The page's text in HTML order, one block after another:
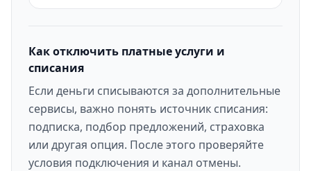
Как отключить платные услуги и
списания
Если деньги списываются за дополнительные
сервисы, важно понять источник списания:
подписка, подбор предложений, страховка
или другая опция. После этого проверяйте
условия подключения и канал отмены.